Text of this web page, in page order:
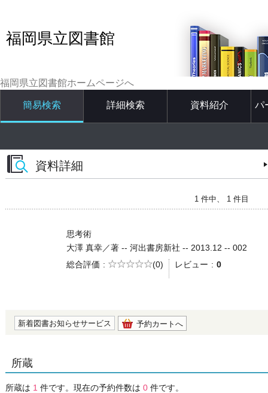
福岡県立図書館
福岡県立図書館ホームページへ
簡易検索 詳細検索 資料紹介 パ
資料詳細
1 件中、 1 件目
思考術
大澤 真幸／著 -- 河出書房新社 -- 2013.12 -- 002
総合評価
5段階評価
(0) レビュー 0
新着図書お知らせサービス 予約カートへ
所蔵
所蔵は 1 件です。現在の予約件数は 0 件です。